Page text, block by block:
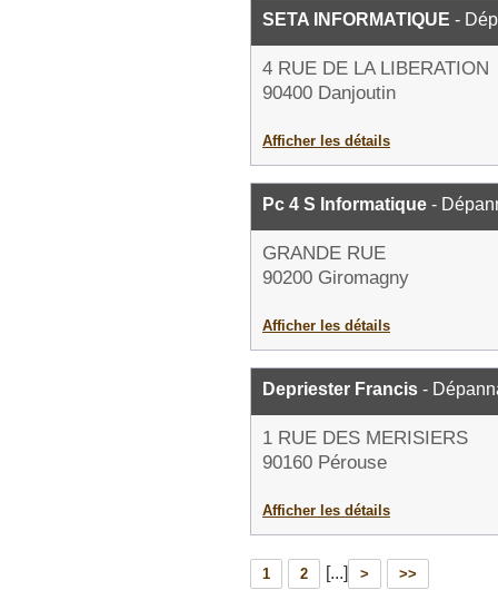
SETA INFORMATIQUE -
4 RUE DE LA LIBERATION
90400 Danjoutin
Afficher les détails
Pc 4 S Informatique -
GRANDE RUE
90200 Giromagny
Afficher les détails
Depriester Francis -
1 RUE DES MERISIERS
90160 Pérouse
Afficher les détails
1 2 [...] > >>